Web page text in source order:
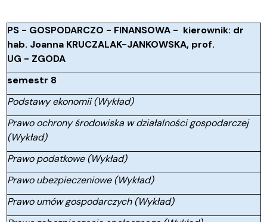
PS - GOSPODARCZO - FINANSOWA - kierownik: dr
hab. Joanna KRUCZALAK-JANKOWSKA, prof.
UG - ZGODA
semestr 8
Podstawy ekonomii (Wykład)
Prawo ochrony środowiska w działalności gospodarczej
(Wykład)
Prawo podatkowe (Wykład)
Prawo ubezpieczeniowe (Wykład)
Prawo umów gospodarczych (Wykład)